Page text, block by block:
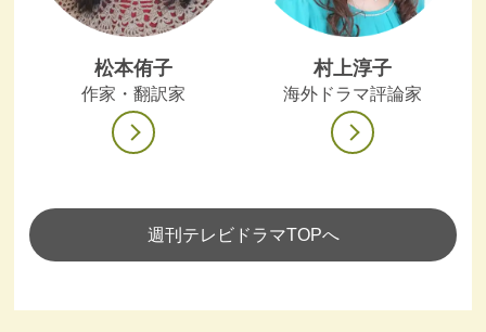
松本侑子
作家・翻訳家
村上淳子
海外ドラマ評論家
週刊テレビドラマTOPへ